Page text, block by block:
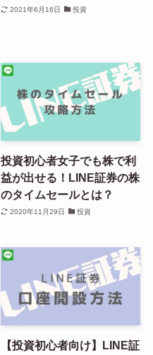
2021年6月16日 投資
投資初心者女子でも株で利
益が出せる！LINE証券の株
のタイムセールとは？
2020年11月29日 投資
【投資初心者向け】LINE証